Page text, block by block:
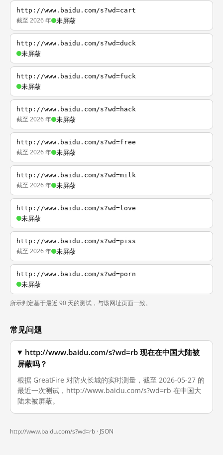
http://www.baidu.com/s?wd=cart
截至 2026 年 未屏蔽
http://www.baidu.com/s?wd=duck
未屏蔽
http://www.baidu.com/s?wd=fuck
未屏蔽
http://www.baidu.com/s?wd=hack
截至 2026 年 未屏蔽
http://www.baidu.com/s?wd=free
截至 2026 年 未屏蔽
http://www.baidu.com/s?wd=milk
截至 2026 年 未屏蔽
http://www.baidu.com/s?wd=love
未屏蔽
http://www.baidu.com/s?wd=piss
截至 2026 年 未屏蔽
http://www.baidu.com/s?wd=porn
未屏蔽
所示判定基于最近 90 天的测试，与该网址页面一致。
常见问题
http://www.baidu.com/s?wd=rb 现在在中国大陆被
屏蔽吗？
根据 GreatFire 对防火长城的实时测量，截至 2026-05-27 的
最近一次测试，http://www.baidu.com/s?wd=rb 在中国大
陆未被屏蔽。
http://www.baidu.com/s?wd=rb · JSON